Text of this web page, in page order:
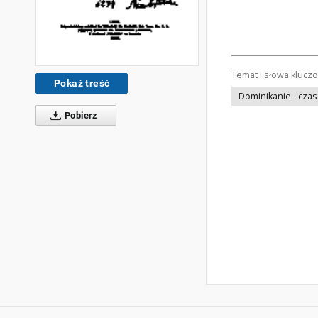
Pokaż treść
Pobierz
Temat i słowa
Dominikanie -